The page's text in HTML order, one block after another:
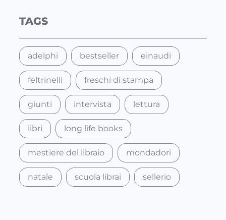
c
TAGS
adelphi bestseller einaudi
feltrinelli freschi di stampa
giunti intervista lettura
libri long life books
mestiere del libraio mondadori
natale scuola librai sellerio